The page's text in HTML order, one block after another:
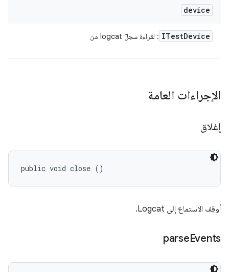
device
ITestDevice : لقراءة سجلّ logcat من
الإجراءات العامة
إغلاق
public void close ()
أوقِف الاستماع إلى Logcat.
parseEvents